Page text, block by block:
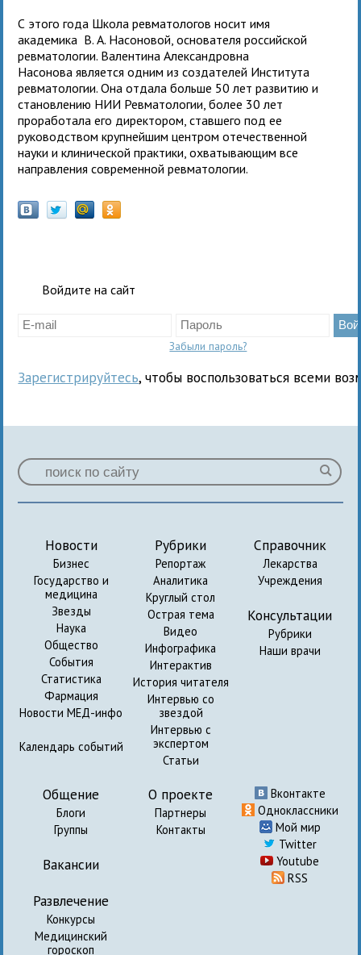
С этого года Школа ревматологов носит имя
академика В. А. Насоновой, основателя российской
ревматологии. Валентина Александровна
Насонова является одним из создателей Института
ревматологии. Она отдала больше 50 лет развитию и
становлению НИИ Ревматологии, более 30 лет
проработала его директором, ставшего под ее
руководством крупнейшим центром отечественной
науки и клинической практики, охватывающим все
направления современной ревматологии.
Войдите на сайт
Забыли пароль?
Зарегистрируйтесь, чтобы воспользоваться всеми
Новости
Бизнес
Государство и
медицина
Звезды
Наука
Общество
События
Статистика
Фармация
Новости МЕД-инфо
Календарь событий
Рубрики
Репортаж
Аналитика
Круглый стол
Острая тема
Видео
Инфографика
Интерактив
История читателя
Интервью со
звездой
Интервью с
экспертом
Статьи
Справочник
Лекарства
Учреждения
Консультации
Рубрики
Наши врачи
Общение
Блоги
Группы
Вакансии
Развлечение
Конкурсы
Медицинский
гороскоп
О проекте
Партнеры
Контакты
Вконтакте
Одноклассники
Мой мир
Twitter
Youtube
RSS